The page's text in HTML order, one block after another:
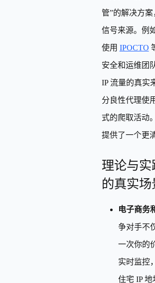
管”的解决方
信号来源。例
使用 IPOCTO
安全和运维团
IP 流量的真实
分良性代理使
式的爬取活动
提供了一个更
理论与
的真实场
电子商务
争对手不
一次你的
实时监控
住宅 IP